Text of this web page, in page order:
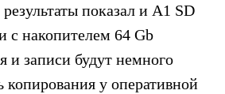
показал и A1 SD
с накопителем 64 Gb
и записи будут немного
у оперативной